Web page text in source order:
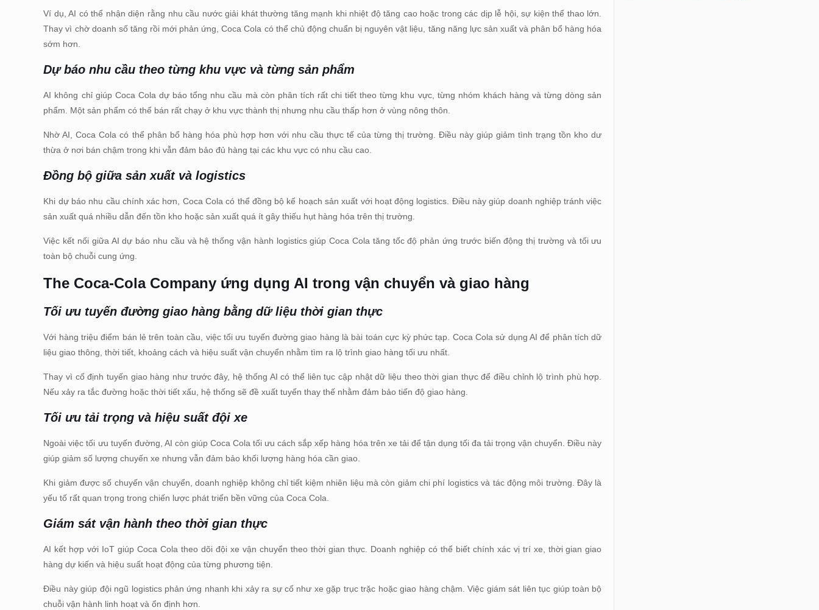
Ví dụ, AI có thể nhận diện rằng nhu cầu nước giải khát thường tăng mạnh khi nhiệt độ tăng cao hoặc trong các dịp lễ hội, sự kiện thể thao lớn.
Thay vì chờ doanh số tăng rồi mới phản ứng, Coca Cola có thể chủ động chuẩn bị nguyên vật liệu, tăng năng lực sản xuất và phân bổ hàng hóa
sớm hơn.
Dự báo nhu cầu theo từng khu vực và từng sản phẩm
AI không chỉ giúp Coca Cola dự báo tổng nhu cầu mà còn phân tích rất chi tiết theo từng khu vực, từng nhóm khách hàng và từng dòng sản
phẩm. Một sản phẩm có thể bán rất chạy ở khu vực thành thị nhưng nhu cầu thấp hơn ở vùng nông thôn.
Nhờ AI, Coca Cola có thể phân bổ hàng hóa phù hợp hơn với nhu cầu thực tế của từng thị trường. Điều này giúp giảm tình trạng tồn kho dư
thừa ở nơi bán chậm trong khi vẫn đảm bảo đủ hàng tại các khu vực có nhu cầu cao.
Đồng bộ giữa sản xuất và logistics
Khi dự báo nhu cầu chính xác hơn, Coca Cola có thể đồng bộ kế hoạch sản xuất với hoạt động logistics. Điều này giúp doanh nghiệp tránh việc
sản xuất quá nhiều dẫn đến tồn kho hoặc sản xuất quá ít gây thiếu hụt hàng hóa trên thị trường.
Việc kết nối giữa AI dự báo nhu cầu và hệ thống vận hành logistics giúp Coca Cola tăng tốc độ phản ứng trước biến động thị trường và tối ưu
toàn bộ chuỗi cung ứng.
The Coca-Cola Company ứng dụng AI trong vận chuyển và giao hàng
Tối ưu tuyến đường giao hàng bằng dữ liệu thời gian thực
Với hàng triệu điểm bán lẻ trên toàn cầu, việc tối ưu tuyến đường giao hàng là bài toán cực kỳ phức tạp. Coca Cola sử dụng AI để phân tích dữ
liệu giao thông, thời tiết, khoảng cách và hiệu suất vận chuyển nhằm tìm ra lộ trình giao hàng tối ưu nhất.
Thay vì cố định tuyến giao hàng như trước đây, hệ thống AI có thể liên tục cập nhật dữ liệu theo thời gian thực để điều chỉnh lộ trình phù hợp.
Nếu xảy ra tắc đường hoặc thời tiết xấu, hệ thống sẽ đề xuất tuyến thay thế nhằm đảm bảo tiến độ giao hàng.
Tối ưu tải trọng và hiệu suất đội xe
Ngoài việc tối ưu tuyến đường, AI còn giúp Coca Cola tối ưu cách sắp xếp hàng hóa trên xe tải để tận dụng tối đa tải trọng vận chuyển. Điều này
giúp giảm số lượng chuyến xe nhưng vẫn đảm bảo khối lượng hàng hóa cần giao.
Khi giảm được số chuyến vận chuyển, doanh nghiệp không chỉ tiết kiệm nhiên liệu mà còn giảm chi phí logistics và tác động môi trường. Đây là
yếu tố rất quan trọng trong chiến lược phát triển bền vững của Coca Cola.
Giám sát vận hành theo thời gian thực
AI kết hợp với IoT giúp Coca Cola theo dõi đội xe vận chuyển theo thời gian thực. Doanh nghiệp có thể biết chính xác vị trí xe, thời gian giao
hàng dự kiến và hiệu suất hoạt động của từng phương tiện.
Điều này giúp đội ngũ logistics phản ứng nhanh khi xảy ra sự cố như xe gặp trục trặc hoặc giao hàng chậm. Việc giám sát liên tục giúp toàn bộ
chuỗi vận hành linh hoạt và ổn định hơn.